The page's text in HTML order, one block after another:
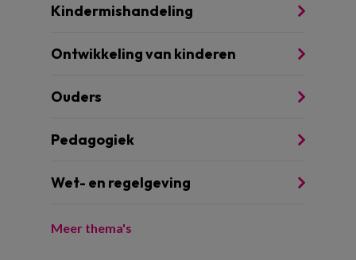
Kindermishandeling
Ontwikkeling van kinderen
Ouders
Pedagogiek
Wet- en regelgeving
Meer thema's